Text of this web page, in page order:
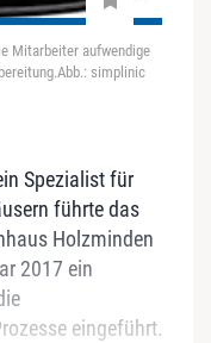
Mitarbeiter aufwendige
simplinic
Spezialist für
führte das
Holzminden
2017 ein
eingeführt.